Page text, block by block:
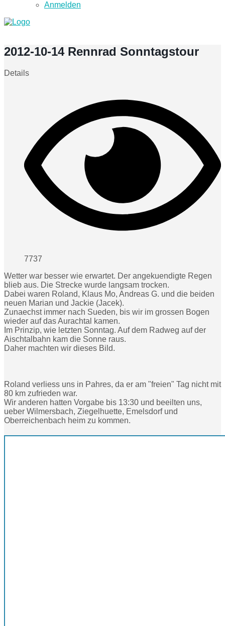
Anmelden
2012-10-14 Rennrad Sonntagstour
Details
7737
Wetter war besser wie erwartet. Der angekuendigte Regen
blieb aus. Die Strecke wurde langsam trocken.
Dabei waren Roland, Klaus Mo, Andreas G. und die beiden
neuen Marian und Jackie (Jacek).
Zunaechst immer nach Sueden, bis wir im grossen Bogen
wieder auf das Aurachtal kamen.
Im Prinzip, wie letzten Sonntag. Auf dem Radweg auf der
Aischtalbahn kam die Sonne raus.
Daher machten wir dieses Bild.
Roland verliess uns in Pahres, da er am "freien" Tag nicht mit
80 km zufrieden war.
Wir anderen hatten Vorgabe bis 13:30 und beeilten uns,
ueber Wilmersbach, Ziegelhuette, Emelsdorf und
Oberreichenbach heim zu kommen.